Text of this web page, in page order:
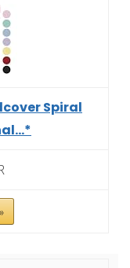
Spiral